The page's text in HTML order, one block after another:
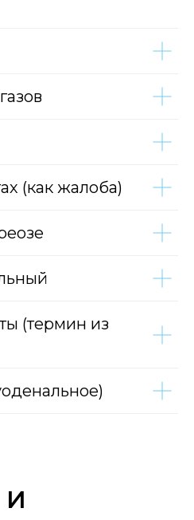
(как жалоба)
(термин из
И